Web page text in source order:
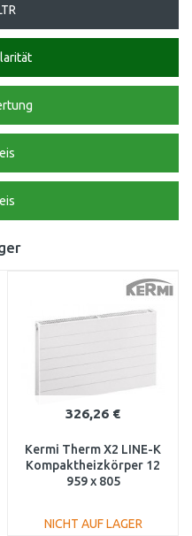
326,26 €
Kermi Therm X2 LINE-K
Kompaktheizkörper 12
959 x 805
NICHT AUF LAGER